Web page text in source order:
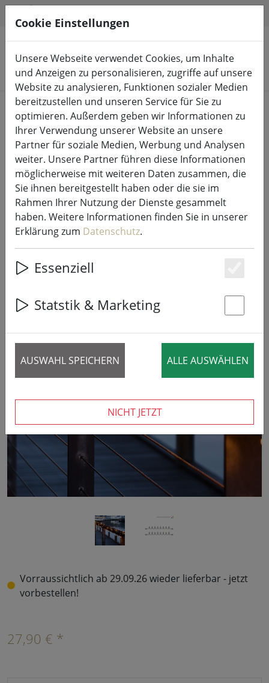
Produkte suchen
Start Lichterketten & Beleuchtung Lichterketten
Sirius Tech-Line Lichterkette
Erweiterung 45 LED Farbwechsel
4,5 m außen 230V schwarz
‹ ›
Vorraussichtlich ab 29.09.26 wieder lieferbar - jetzt
vorbestellen!
27,90 € *
Cookie Einstellungen
Unsere Webseite verwendet Cookies, um Inhalte
und Anzeigen zu personalisieren, zugriffe auf unsere
Website zu analysieren, Funktionen sozialer Medien
bereitzustellen und unseren Service für Sie zu
optimieren. Außerdem geben wir Informationen zu
Ihrer Verwendung unserer Website an unsere
Partner für soziale Medien, Werbung und Analysen
weiter. Unsere Partner führen diese Informationen
möglicherweise mit weiteren Daten zusammen, die
Sie ihnen bereitgestellt haben oder die sie im
Rahmen Ihrer Nutzung der Dienste gesammelt
haben. Weitere Informationen finden Sie in unserer
Erklärung zum Datenschutz.
Essenziell
Statstik & Marketing
AUSWAHL SPEICHERN ALLE AUSWÄHLEN
NICHT JETZT